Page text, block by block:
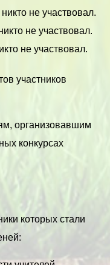
не участвовал.
не участвовал.
не участвовал.
участников
организовавшим
конкурсах
которых стали